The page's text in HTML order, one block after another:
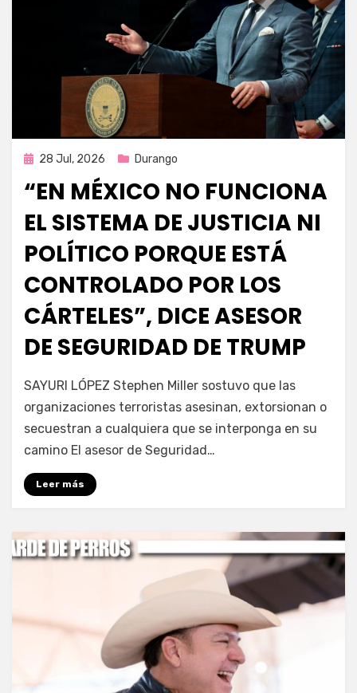
Publicada
28 Jul, 2026 Durango
“EN MÉXICO NO FUNCIONA
EL SISTEMA DE JUSTICIA NI
POLÍTICO PORQUE ESTÁ
CONTROLADO POR LOS
CÁRTELES”, DICE ASESOR
DE SEGURIDAD DE TRUMP
porFernando Miranda Servín
SAYURI LÓPEZ Stephen Miller sostuvo que las
organizaciones terroristas asesinan, extorsionan o
secuestran a cualquiera que se interponga en su
camino El asesor de Seguridad…
Leer más